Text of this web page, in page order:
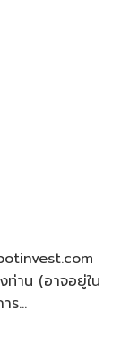
าน (อาจอยู่ใน
ร...